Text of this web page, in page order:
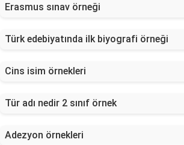
Erasmus sınav örneği
Türk edebiyatında ilk biyografi örneği
Cins isim örnekleri
Tür adı nedir 2 sınıf örnek
Adezyon örnekleri